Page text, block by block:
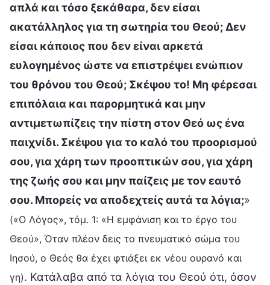
απλά και τόσο ξεκάθαρα, δεν είσαι
ακατάλληλος για τη σωτηρία του Θεού; Δεν
είσαι κάποιος που δεν είναι αρκετά
ευλογημένος ώστε να επιστρέψει ενώπιον
του θρόνου του Θεού; Σκέψου το! Μη φέρεσαι
επιπόλαια και παρορμητικά και μην
αντιμετωπίζεις την πίστη στον Θεό ως ένα
παιχνίδι. Σκέψου για το καλό του προορισμού
σου, για χάρη των προοπτικών σου, για χάρη
της ζωής σου και μην παίζεις με τον εαυτό
σου. Μπορείς να αποδεχτείς αυτά τα λόγια;»
(«Ο Λόγος», τόμ. 1: «Η εμφάνιση και το έργο του
Θεού», Όταν πλέον δεις το πνευματικό σώμα του
Ιησού, ο Θεός θα έχει φτιάξει εκ νέου ουρανό και
γη). Κατάλαβα από τα λόγια του Θεού ότι, όσον